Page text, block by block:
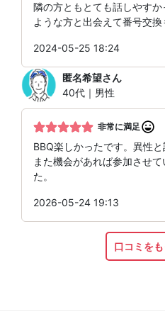
隣の方ともとても話しやす
ような方と出会えて番号交換
2024-05-25 18:24
匿名希望さん
40代｜男性
非常に満足
BBQ楽しかったです。異性と
また機会があれば参加させ
た。
2026-05-24 19:13
口コミを